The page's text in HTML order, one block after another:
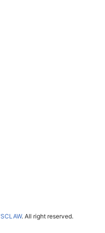
. All right reserved.